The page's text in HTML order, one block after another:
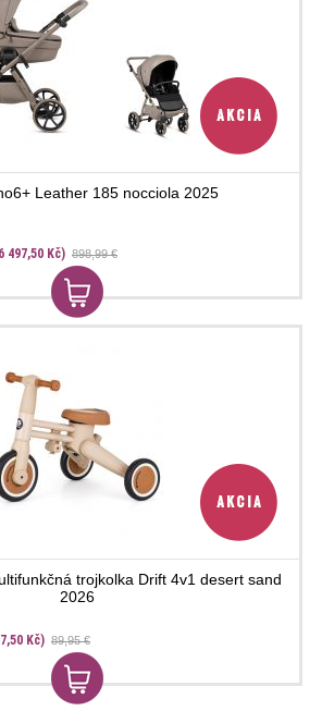
Leather 185 nocciola 2025
497,50 Kč) 898,99 €
trojkolka Drift 4v1 desert sand
2026
Kč) 89,95 €